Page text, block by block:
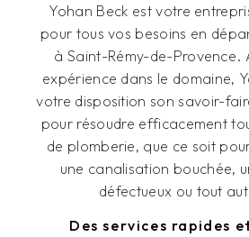
Yohan Beck est votre
pour tous vos besoins en
à Saint-Rémy-de-Provence.
expérience dans le domaine,
votre disposition son savoir-
pour résoudre efficacement
de plomberie, que ce soit
une canalisation bouchée,
défectueux ou tout
Des services rapides